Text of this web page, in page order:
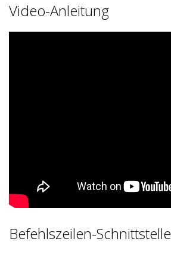
Video-Anleitung
Befehlszeilen-Schnittstelle